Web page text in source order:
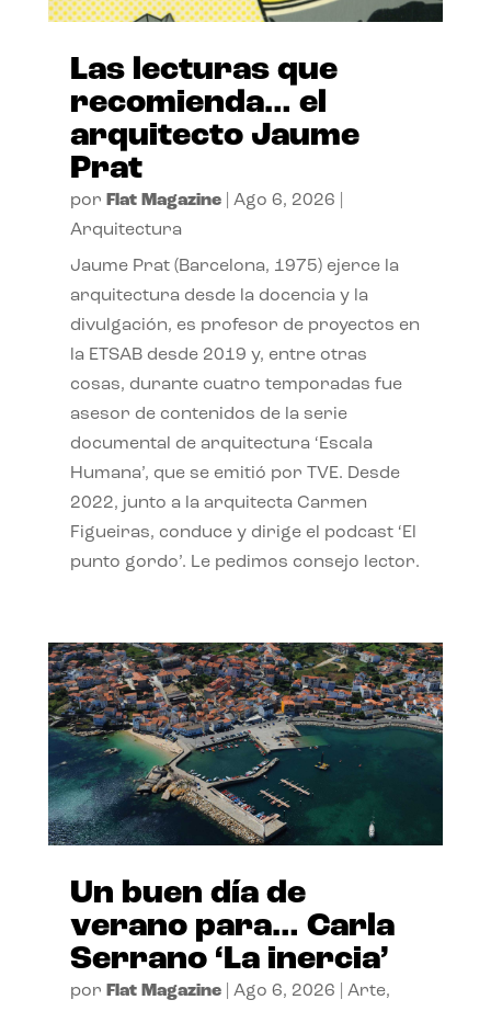
Las lecturas que
recomienda… el
arquitecto Jaume
Prat
por Flat Magazine| Ago 6, 2026
Arquitectura
Jaume Prat (Barcelona, 1975) ejerce la
arquitectura desde la docencia y la
divulgación, es profesor de proyectos en
la ETSAB desde 2019 y, entre otras
cosas, durante cuatro temporadas fue
asesor de contenidos de la serie
documental de arquitectura ‘Escala
Humana’, que se emitió por TVE. Desde
2022, junto a la arquitecta Carmen
Figueiras, conduce y dirige el podcast ‘El
punto gordo’. Le pedimos consejo lector.
Un buen día de
verano para… Carla
Serrano ‘La inercia’
por Flat Magazine| Ago 6, 2026 Arte,